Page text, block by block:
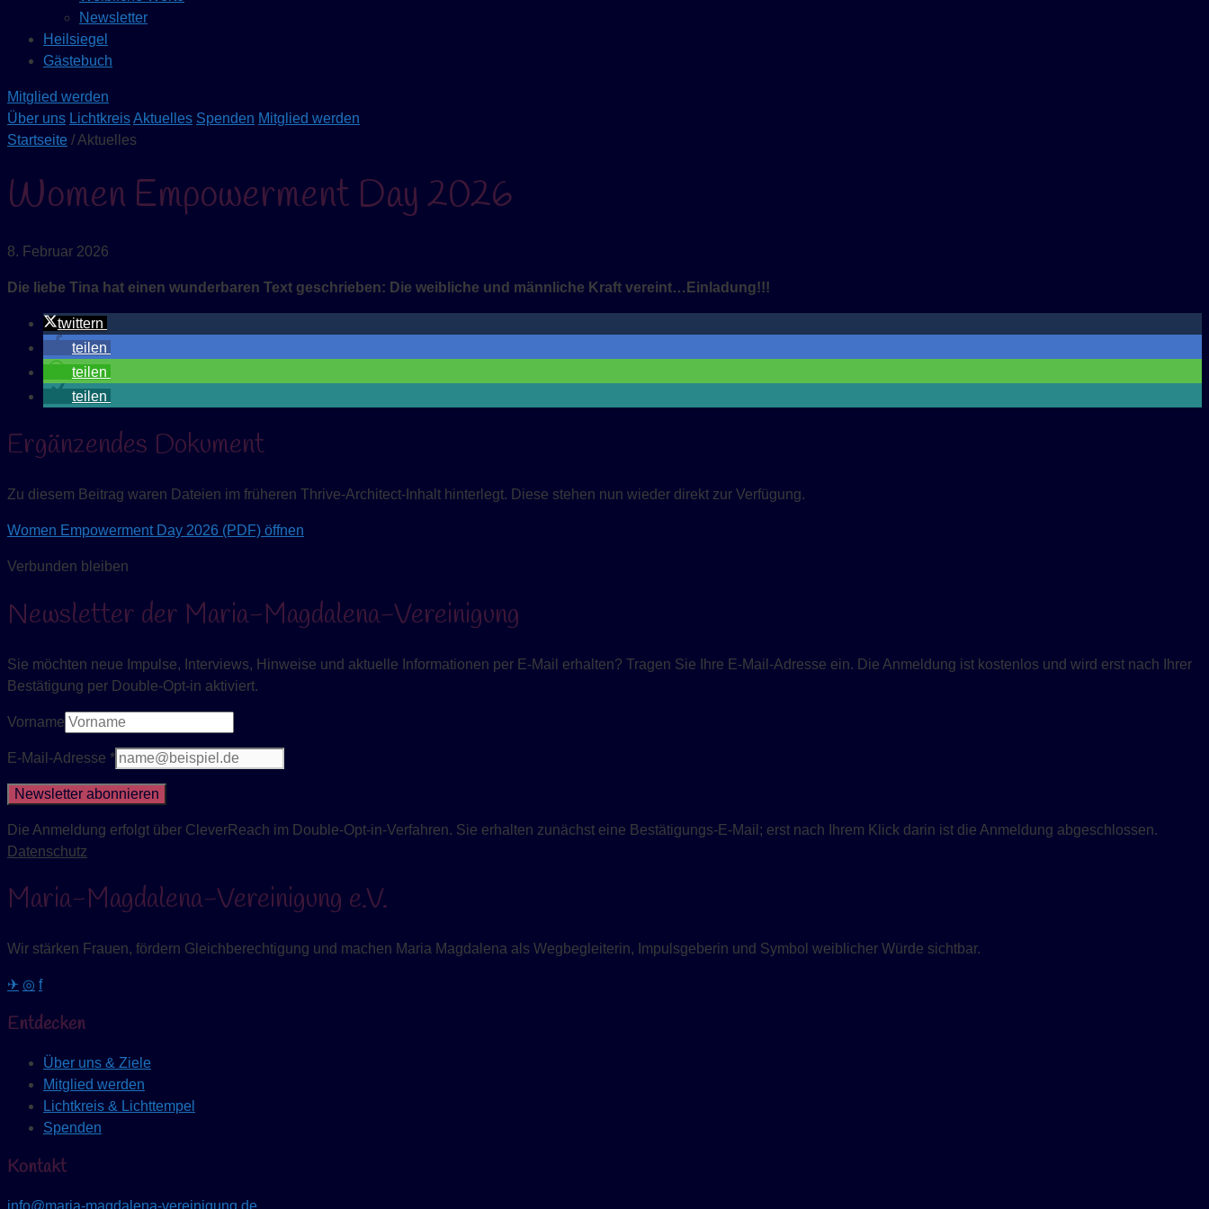
Newsletter
Heilsiegel
Gästebuch
Mitglied werden
Über uns LichtkreisAktuelles Spenden Mitglied werden
Startseite / Aktuelles
Women Empowerment Day 2026
8. Februar 2026
Die liebe Tina hat einen wunderbaren Text geschrieben: Die weibliche und männliche Kraft vereint…Einladung!!!
twittern
teilen
teilen
teilen
Ergänzendes Dokument
Zu diesem Beitrag waren Dateien im früheren Thrive-Architect-Inhalt hinterlegt. Diese stehen nun wieder direkt zur Verfügung.
Women Empowerment Day 2026 (PDF) öffnen
Verbunden bleiben
Newsletter der Maria-Magdalena-Vereinigung
Sie möchten neue Impulse, Interviews, Hinweise und aktuelle Informationen per E-Mail erhalten? Tragen Sie Ihre E-Mail-Adresse ein. Die Anmeldung ist kostenlos und wird erst nach Ihrer
Bestätigung per Double-Opt-in aktiviert.
Vorname
E-Mail-Adresse *
Newsletter abonnieren
Die Anmeldung erfolgt über CleverReach im Double-Opt-in-Verfahren. Sie erhalten zunächst eine Bestätigungs-E-Mail; erst nach Ihrem Klick darin ist die Anmeldung abgeschlossen.
Datenschutz
Maria-Magdalena-Vereinigung e.V.
Wir stärken Frauen, fördern Gleichberechtigung und machen Maria Magdalena als Wegbegleiterin, Impulsgeberin und Symbol weiblicher Würde sichtbar.
✈ ◎ f
Entdecken
Über uns & Ziele
Mitglied werden
Lichtkreis & Lichttempel
Spenden
Kontakt